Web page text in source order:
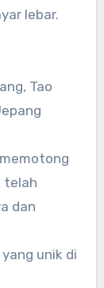
lebar.
Tao
telah
dan
unik di